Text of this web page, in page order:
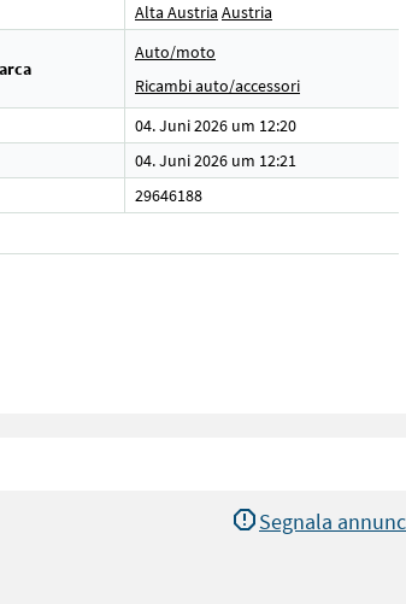
Alta Austria Austria
Auto/moto
Ricambi auto/accessori
04. Juni 2026 um 12:20
04. Juni 2026 um 12:21
29646188
Segnala